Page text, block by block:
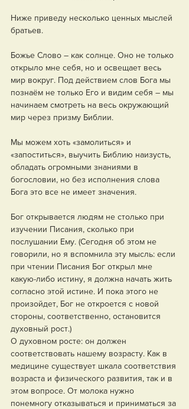
Ниже приведу несколько ценных мыслей
братьев.
Божье Слово – как солнце. Оно не только
открыло мне себя, но и освещает весь
мир вокруг. Под действием слов Бога мы
познаём не только Его и видим себя – мы
начинаем смотреть на весь окружающий
мир через призму Библии.
Мы можем хоть «замолиться» и
«запоститься», выучить Библию наизусть,
обладать огромными знаниями в
богословии, но без исполнения слова
Бога это все не имеет значения.
Бог открывается людям не столько при
изучении Писания, сколько при
послушании Ему. (Сегодня об этом не
говорили, но я вспомнила эту мысль: если
при чтении Писания Бог открыл мне
какую-либо истину, я должна начать жить
согласно этой истине. И пока этого не
произойдет, Бог не откроется с новой
стороны, соответственно, остановится
духовный рост.)
О духовном росте: он должен
соответствовать нашему возрасту. Как в
медицине существует шкала соответствия
возраста и физического развития, так и в
этом вопросе. От молока нужно
понемногу отказываться и приниматься за